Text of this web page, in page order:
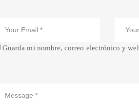
Guarda mi nombre, correo electrónico y